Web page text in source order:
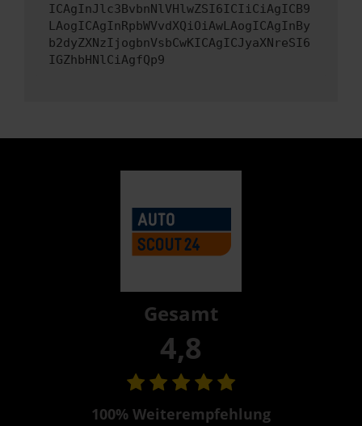
ICAgInJlc3BvbnNlVHlwZSI6ICIiCiAgICB9
LAogICAgInRpbWVvdXQiOiAwLAogICAgInBy
b2dyZXNzIjogbnVsbCwKICAgICJyaXNreSI6
IGZhbHNlCiAgfQp9
Gesamt
4,8
100% Weiterempfehlung